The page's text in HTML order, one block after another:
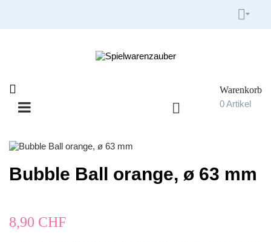

Warenkorb
0Artikel


Navigation
Bubble Ball orange, ø 63 mm
8,90 CHF